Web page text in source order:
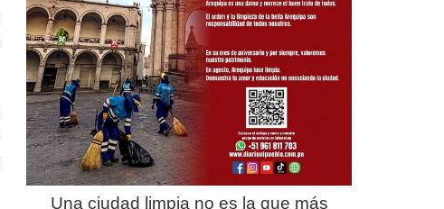
Una ciudad limpia no es la que más